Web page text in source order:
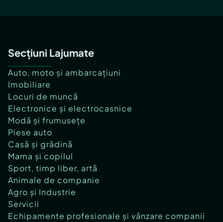
Secțiuni Lajumate
Auto, moto și ambarcațiuni
Imobiliare
Locuri de muncă
Electronice și electrocasnice
Modă și frumusețe
Piese auto
Casă și grădină
Mama și copilul
Sport, timp liber, artă
Animale de companie
Agro și Industrie
Servicii
Echipamente profesionale și vânzare companii